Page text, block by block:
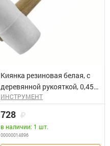
Киянка резиновая белая, с
деревянной рукояткой, 0,45
кг ЗУБР "МАСТЕР"
ИНСТРУМЕНТ
728
в наличии: 1 шт.
00000014896